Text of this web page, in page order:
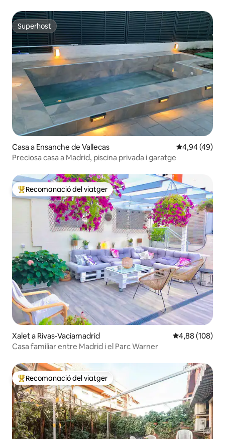
Superhost
Superhost
Casa a Ensanche de Vallecas 4,94 de
4,94 (49)
Preciosa casa a Madrid, piscina privada i garatge
Principals recomanacions dels viatgers
Recomanació del viatger
Xalet a Rivas-Vaciamadrid 4,88 de
4,88 (108)
Casa familiar entre Madrid i el Parc Warner
Principals recomanacions dels viatgers
Recomanació del viatger